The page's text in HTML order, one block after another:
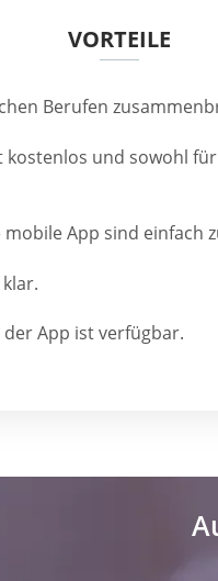
VORTEILE
Berufen
kostenlos und sowohl
App sind einfach
App ist verfügbar.